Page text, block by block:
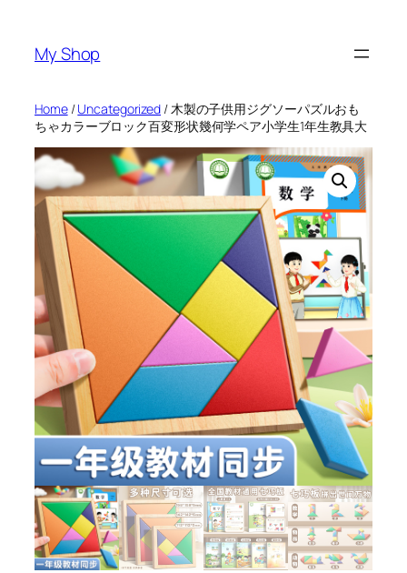
content
My Shop
Home/Uncategorized / 木製の子供用ジグソーパズルおも
ちゃカラーブロック百変形状幾何学ペア小学生1年生教具大